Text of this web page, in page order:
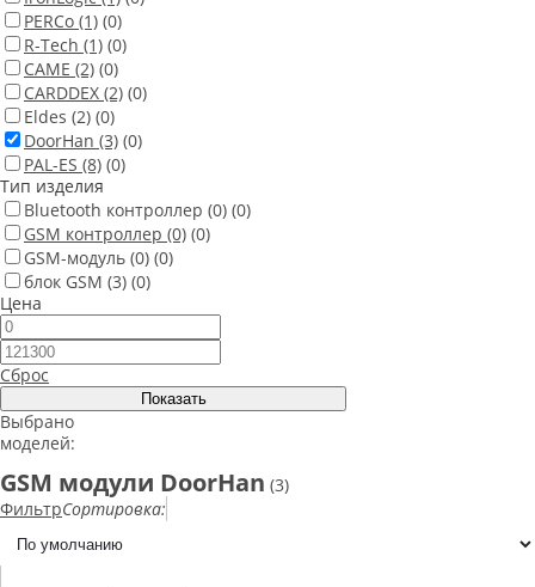
PERCo (1) (0)
R-Tech (1) (0)
CAME (2) (0)
CARDDEX (2) (0)
Eldes (2) (0)
DoorHan (3) (0)
PAL-ES (8) (0)
Тип изделия
Bluetooth контроллер (0) (0)
GSM контроллер (0) (0)
GSM-модуль (0) (0)
блок GSM (3) (0)
Цена
Сброс
Выбрано
моделей:
GSM модули DoorHan (3)
ФильтрСортировка: